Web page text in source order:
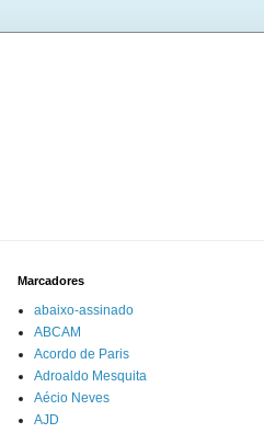
Marcadores
abaixo-assinado
ABCAM
Acordo de Paris
Adroaldo Mesquita
Aécio Neves
AJD